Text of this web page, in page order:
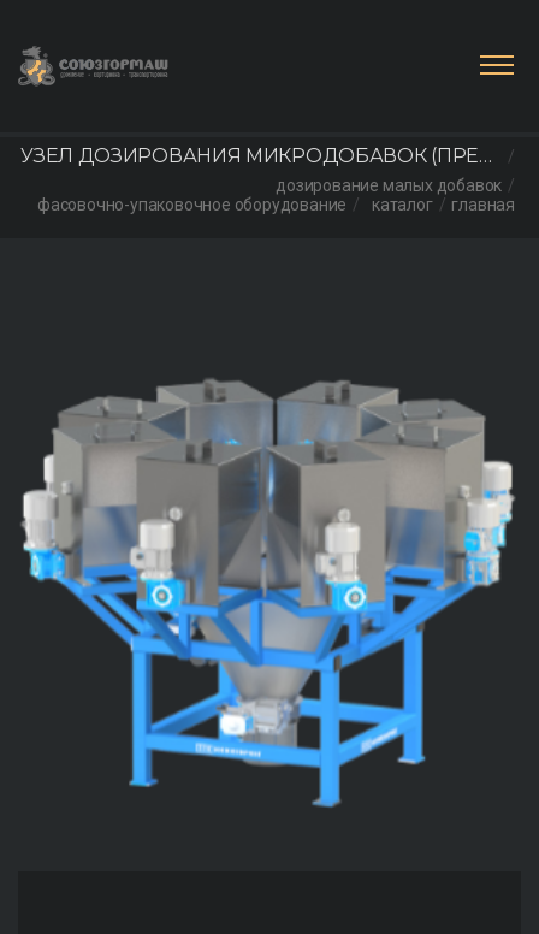
главная
каталог
фасовочно-упаковочное оборудование
дозирование малых добавок
УЗЕЛ ДОЗИРОВАНИЯ МИКРОДОБАВОК (ПРЕМ
ИКСОВ) СЕРИИ УДМ